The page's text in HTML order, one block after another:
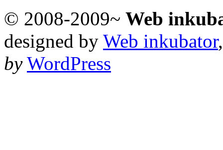
© 2008-2009~ Web
designed by Web inkubator
by WordPress